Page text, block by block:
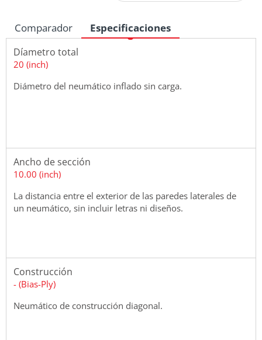
Comparador Especificaciones
Díametro total
20 (inch)
Diámetro del neumático inflado sin carga.
Ancho de sección
10.00 (inch)
La distancia entre el exterior de las paredes laterales de
un neumático, sin incluir letras ni diseños.
Construcción
- (Bias-Ply)
Neumático de construcción diagonal.